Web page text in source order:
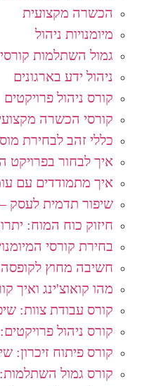
הכשרה מקצועית
מיומנויות ניהול
גמול השתלמות
ניהול ידע בארגונים
קורס ניהול פרויקטים
קורסי הכשרה
כללי זהב לבחירת
איך לבחור בפרויקט
איך מתמודדים עם
שיפור תדמית לעסק
חיזוק כוח המוח:
בחירת קורסי
חשיבה מחוץ
מהו קואוצ'ינג ואיך
קורס עבודת צוות:
קורס ניהול
קורס פיתוח זיכרון:
קורס גמול השתלמות: